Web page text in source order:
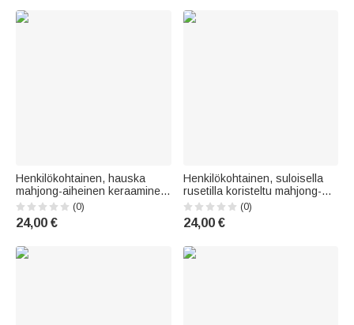
ja ystäville
Henkilökohtainen, hauska
mahjong-aiheinen keraaminen
muki, jossa on nimi – tee- ja
kahvikuppi, peli-illan lahja tai
syntymäpäivälahja mahjong-
(0)
24,00 €
Henkilökohtainen, suloisella
rusetilla koristeltu mahjong-
aiheinen 11 oz ja 15 oz
keraaminen muki, jossa on
nimi – syntymäpäivälahja
harrastajalle
(0)
24,00 €